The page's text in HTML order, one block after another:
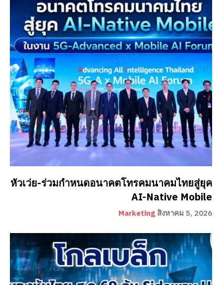
หัวเว่ย-ร่วมกำหนดอนาคตโทรคมนาคมไทยสู่ยุค
AI-Native Mobile
Marketing สิงหาคม 5, 2026